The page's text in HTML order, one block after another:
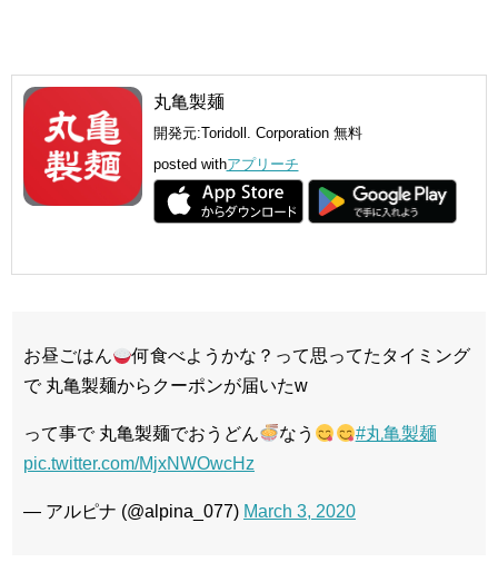
丸亀製麺
開発元:Toridoll. Corporation 無料
posted withアプリーチ
お昼ごはん
何食べようかな？って思ってたタイミング
で 丸亀製麺からクーポンが届いたw
って事で 丸亀製麺でおうどん なう
#丸亀製麺
pic.twitter.com/MjxNWOwcHz
— アルピナ (@alpina_077) March 3, 2020